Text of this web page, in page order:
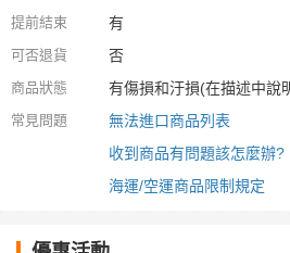
提前結束 有
可否退貨 否
商品狀態 有傷損和汙損(在描述中說
常見問題
無法進口商品列表
收到商品有問題該怎麼辦?
海運/空運商品限制規定